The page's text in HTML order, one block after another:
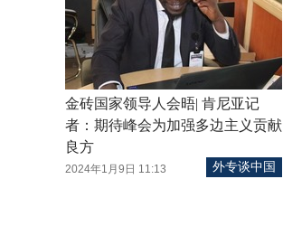
金砖国家领导人会晤| 肯尼亚记
者：期待峰会为加强多边主义贡献
良方
外专谈中国
2024年1月9日 11:13